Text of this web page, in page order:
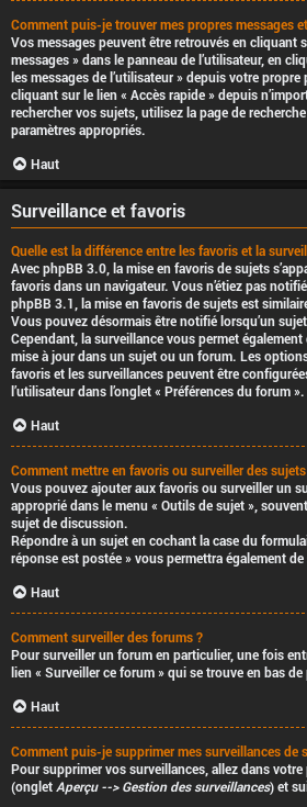
Comment puis-je trouver mes propres messages
Vos messages peuvent être retrouvés en cliquant
messages » dans le panneau de l’utilisateur, en
les messages de l’utilisateur » depuis votre
cliquant sur le lien « Accès rapide » depuis
rechercher vos sujets, utilisez la page de
paramètres appropriés.
Haut
Surveillance et favoris
Quelle est la différence entre les favoris et la
Avec phpBB 3.0, la mise en favoris de sujets
favoris dans un navigateur. Vous n’étiez pas
phpBB 3.1, la mise en favoris de sujets est
Vous pouvez désormais être notifié lorsqu’un
Cependant, la surveillance vous permet également
mise à jour dans un sujet ou un forum. Les
favoris et les surveillances peuvent être
l’utilisateur dans l’onglet « Préférences du forum ».
Haut
Comment mettre en favoris ou surveiller des
Vous pouvez ajouter aux favoris ou surveiller un
approprié dans le menu « Outils de sujet »,
sujet de discussion.
Répondre à un sujet en cochant la case du
réponse est postée » vous permettra également
Haut
Comment surveiller des forums ?
Pour surveiller un forum en particulier, une fois
lien « Surveiller ce forum » qui se trouve en bas de
Haut
Comment puis-je supprimer mes surveillances de
Pour supprimer vos surveillances, allez dans votre
(onglet Aperçu --> Gestion des surveillances) et